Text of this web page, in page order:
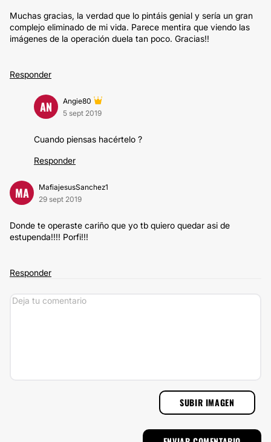
Muchas gracias, la verdad que lo pintáis genial y sería un gran
complejo eliminado de mi vida. Parece mentira que viendo las
imágenes de la operación duela tan poco. Gracias!!
Responder
AN
Angie80
5 sept 2019
Cuando piensas hacértelo ?
Responder
MA
MafiajesusSanchez1
29 sept 2019
Donde te operaste cariño que yo tb quiero quedar asi de
estupenda!!!! Porfi!!!
Responder
SUBIR IMAGEN